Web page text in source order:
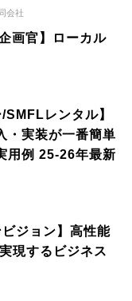
会社
画官】ローカル
SMFLレンタル】
・実装が一番簡単
用例 25-26年最新
ジョン】高性能
現するビジネス